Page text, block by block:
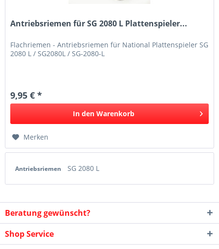
Antriebsriemen für SG 2080 L Plattenspieler...
Flachriemen - Antriebsriemen für National Plattenspieler SG
2080 L / SG2080L / SG-2080-L
9,95 € *
In den Warenkorb
Merken
Antriebsriemen SG 2080 L
Beratung gewünscht?
Shop Service